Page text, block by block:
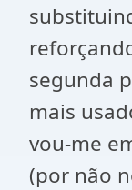
segunda
mais
vou-me
(por não